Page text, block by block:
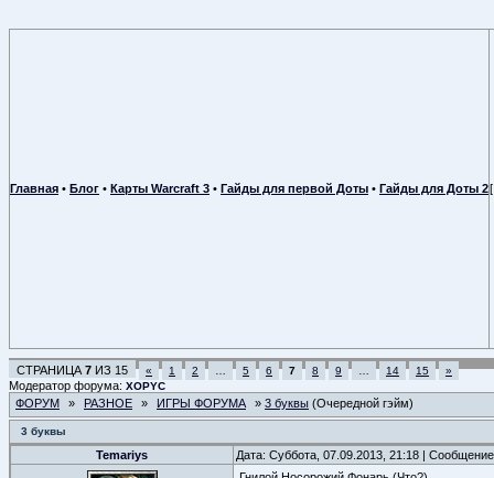
Главная • Блог • Карты Warcraft 3 • Гайды для первой Доты • Гайды для Доты 2
СТРАНИЦА 7 ИЗ 15 « 1 2 5 6 7 8 9 14 15 »
Модератор форума: XOPYC
ФОРУМ » РАЗНОЕ » ИГРЫ ФОРУМА » 3 буквы (Очередной гэйм)
3 буквы
Temariys Дата: Суббота, 07.09.2013, 21:18 |